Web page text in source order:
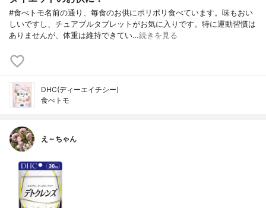
#食べトモ名前の通り、毎食のお供にポリポリ食べています。味もおい
しいですし、チュアブルタブレットがお気に入りです。特に運動習慣は
ありませんが、体重は維持できてい…続きを見る
DHC(ディーエイチシー)
食べトモ
え～ちゃん